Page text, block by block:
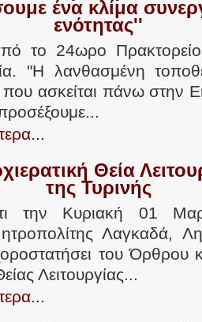
ένα κλίμα
ενότητας''
το 24ωρο Πρακτορείο
"Η λανθασμένη
που ασκείται πάνω στην
Θεία
της Τυρινής
ότι την Κυριακή 01
Λαγκαδά,
του Όρθρου
Λειτουργίας...